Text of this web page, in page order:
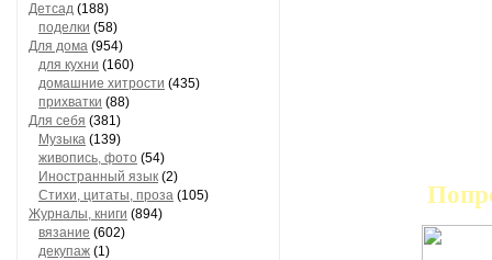
Детсад (188)
поделки (58)
Для дома (954)
для кухни (160)
домашние хитрости (435)
прихватки (88)
Для себя (381)
Музыка (139)
живопись, фото (54)
Иностранный язык (2)
Стихи, цитаты, проза (105)
Журналы, книги (894)
вязание (602)
декупаж (1)